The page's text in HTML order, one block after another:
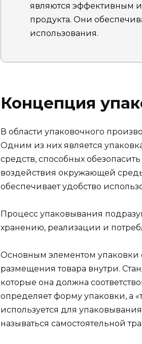
являются эффективным
продукта. Они
использования.
Концепция
В области упаковочного
Одним из них является
средств, способных
воздействия окружающей
обеспечивает удобство
Процесс упаковывания
хранению, реализации и
Основным элементом упаковки
размещения товара внутри.
которые она должна
определяет форму упаковки, а
используется для
называться самостоятельной